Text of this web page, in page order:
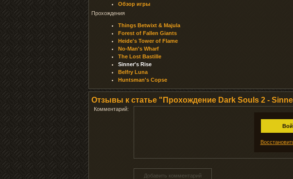
Обзор игры
Прохождения
Things Betwixt & Majula
Forest of Fallen Giants
Heide's Tower of Flame
No-Man's Wharf
The Lost Bastille
Sinner's Rise
Belfry Luna
Huntsman's Copse
Отзывы к статье "Прохождение Dark Souls 2 -
Комментарий:
Добавить комментарий